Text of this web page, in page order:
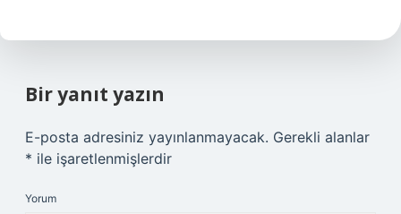
Bir yanıt yazın
E-posta adresiniz yayınlanmayacak. Gerekli alanlar
* ile işaretlenmişlerdir
Yorum